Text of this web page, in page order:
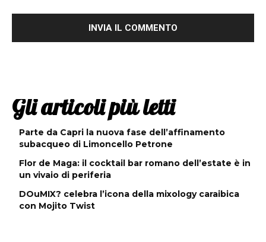
Gli articoli più letti
Parte da Capri la nuova fase dell’affinamento
subacqueo di Limoncello Petrone
Flor de Maga: il cocktail bar romano dell’estate è in
un vivaio di periferia
DOuMIX? celebra l’icona della mixology caraibica
con Mojito Twist